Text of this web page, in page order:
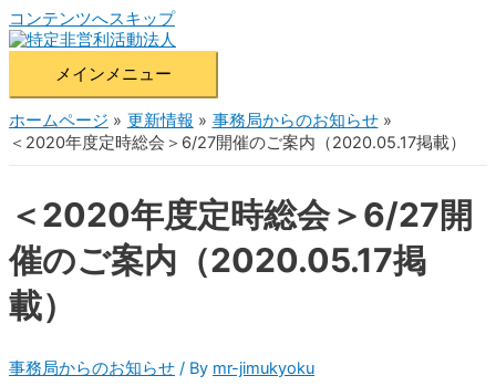
コンテンツへスキップ
メインメニュー
ホームページ 更新情報
事務局からのお知らせ
＜2020年度定時総会＞6/27開催のご案内（2020.05.17掲載）
＜2020年度定時総会＞6/27開
催のご案内（2020.05.17掲
載）
事務局からのお知らせ / By mr-jimukyoku